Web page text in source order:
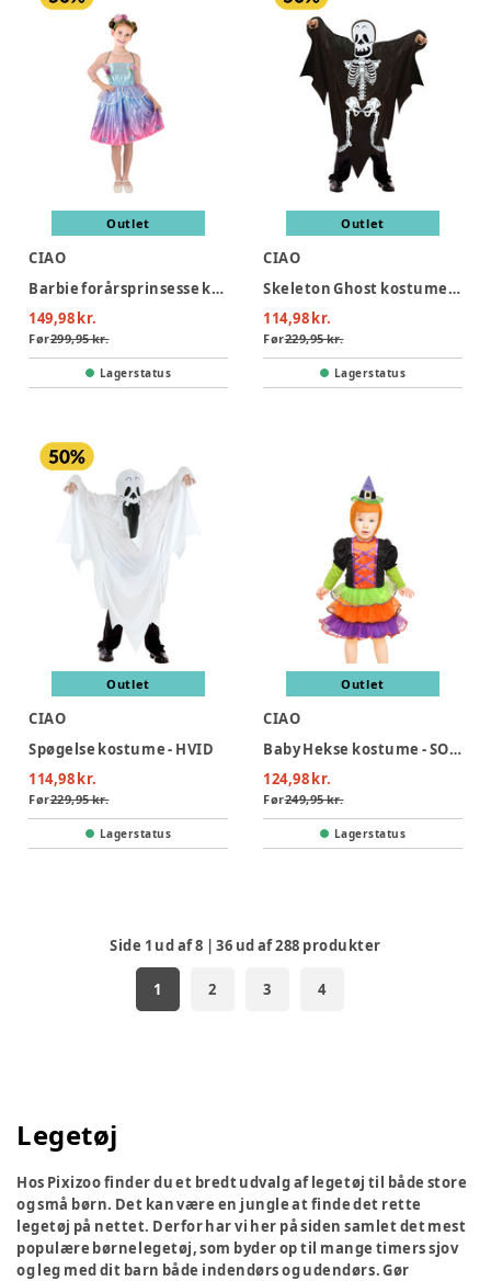
Outlet
CIAO
Barbie forårsprinsesse kostume - MULTI
149,98 kr.
Før299,95 kr.
Lagerstatus
Outlet
CIAO
Skeleton Ghost kostume - SORT
114,98 kr.
Før229,95 kr.
Lagerstatus
Outlet
CIAO
Spøgelse kostume - HVID
114,98 kr.
Før229,95 kr.
Lagerstatus
Outlet
CIAO
Baby Hekse kostume - SORT
124,98 kr.
Før249,95 kr.
Lagerstatus
Side 1 ud af8 |36 ud af288 produkter
1 2 3 4
Legetøj
Hos Pixizoo finder du et bredt udvalg af legetøj til både store
og små børn. Det kan være en jungle at finde det rette
legetøj på nettet. Derfor har vi her på siden samlet det mest
populære børnelegetøj, som byder op til mange timers sjov
og leg med dit barn både indendørs og udendørs. Gør